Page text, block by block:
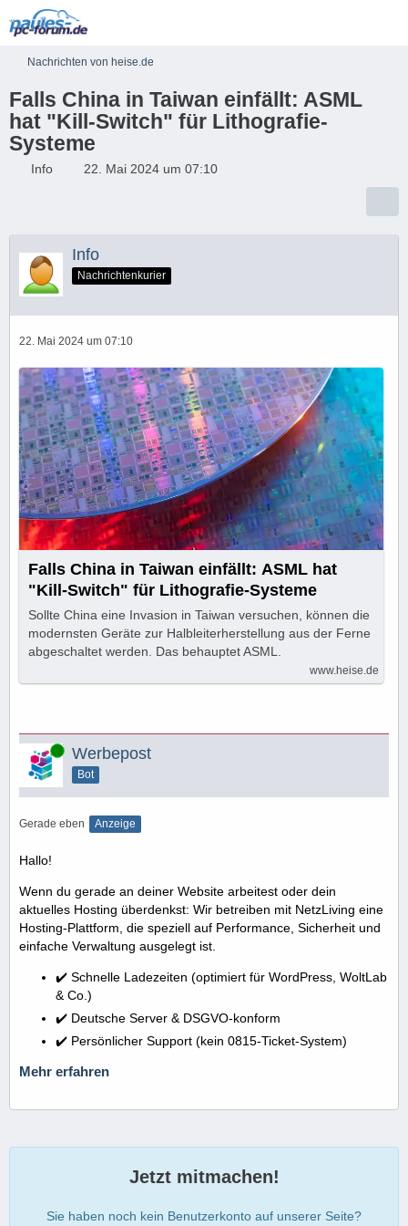
Nachrichten von heise.de
Falls China in Taiwan einfällt: ASML
hat "Kill-Switch" für Lithografie-
Systeme
Info 22. Mai 2024 um 07:10
Info
Nachrichtenkurier
22. Mai 2024 um 07:10
Falls China in Taiwan einfällt: ASML hat
"Kill-Switch" für Lithografie-Systeme
Sollte China eine Invasion in Taiwan versuchen, können die
modernsten Geräte zur Halbleiterherstellung aus der Ferne
abgeschaltet werden. Das behauptet ASML.
www.heise.de
Online Werbepost
Bot
Gerade eben Anzeige
Hallo!
Wenn du gerade an deiner Website arbeitest oder dein
aktuelles Hosting überdenkst: Wir betreiben mit NetzLiving eine
Hosting-Plattform, die speziell auf Performance, Sicherheit und
einfache Verwaltung ausgelegt ist.
✔️ Schnelle Ladezeiten (optimiert für WordPress, WoltLab
& Co.)
✔️ Deutsche Server & DSGVO-konform
✔️ Persönlicher Support (kein 0815-Ticket-System)
Mehr erfahren
Jetzt mitmachen!
Sie haben noch kein Benutzerkonto auf unserer Seite?